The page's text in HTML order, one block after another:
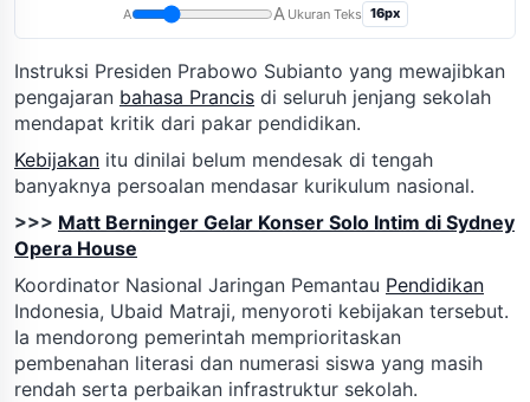
A A Ukuran Teks 16px
Instruksi Presiden Prabowo Subianto yang mewajibkan
pengajaran bahasa Prancis di seluruh jenjang sekolah
mendapat kritik dari pakar pendidikan.
Kebijakan itu dinilai belum mendesak di tengah
banyaknya persoalan mendasar kurikulum nasional.
>>> Matt Berninger Gelar Konser Solo Intim di Sydney
Opera House
Koordinator Nasional Jaringan Pemantau Pendidikan
Indonesia, Ubaid Matraji, menyoroti kebijakan tersebut.
Ia mendorong pemerintah memprioritaskan
pembenahan literasi dan numerasi siswa yang masih
rendah serta perbaikan infrastruktur sekolah.